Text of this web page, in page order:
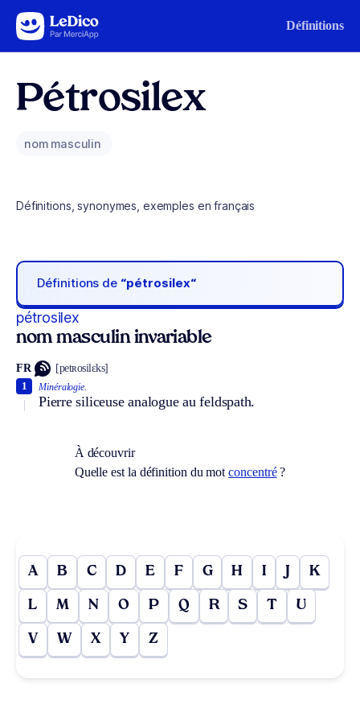
Aller au contenu Définitions
Pétrosilex
nom masculin
Définitions, synonymes, exemples en français
Définitions de “pétrosilex“
pétrosilex
nom masculin invariable
FR [petʀosilɛks]
Minéralogie.
Pierre siliceuse analogue au feldspath.
1
À découvrir
Quelle est la définition du motconcentré?
A B C D E F G H I J K
L M N O P Q R S T U
V W X Y Z